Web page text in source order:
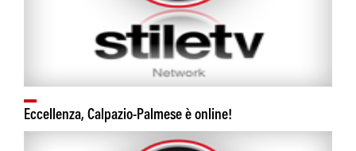
Eccellenza, Calpazio-Palmese è online!